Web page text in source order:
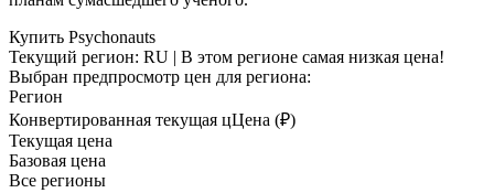
Купить Psychonauts
Текущий регион: RU | В этом регионе самая низкая цена!
Выбран предпросмотр цен для региона:
Регион
Конвертированная текущая цЦена (₽)
Текущая цена
Базовая цена
Все регионы